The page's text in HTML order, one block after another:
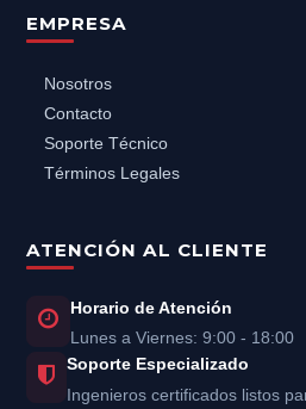
EMPRESA
Nosotros
Contacto
Soporte Técnico
Términos Legales
ATENCIÓN AL CLIENTE
Horario de Atención
Lunes a Viernes: 9:00 - 18:00
Soporte Especializado
Ingenieros certificados listos